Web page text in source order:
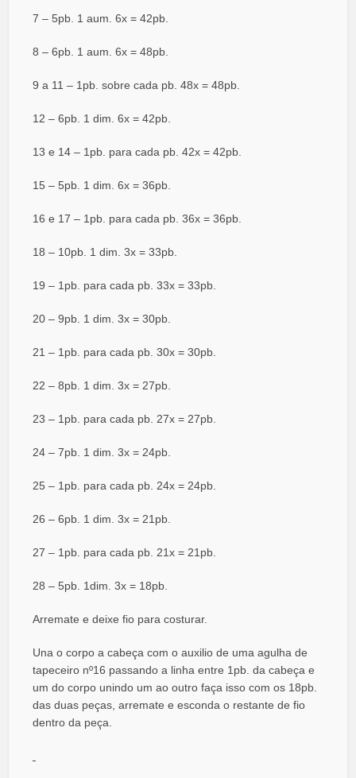
7 – 5pb. 1 aum. 6x = 42pb.
8 – 6pb. 1 aum. 6x = 48pb.
9 a 11 – 1pb. sobre cada pb. 48x = 48pb.
12 – 6pb. 1 dim. 6x = 42pb.
13 e 14 – 1pb. para cada pb. 42x = 42pb.
15 – 5pb. 1 dim. 6x = 36pb.
16 e 17 – 1pb. para cada pb. 36x = 36pb.
18 – 10pb. 1 dim. 3x = 33pb.
19 – 1pb. para cada pb. 33x = 33pb.
20 – 9pb. 1 dim. 3x = 30pb.
21 – 1pb. para cada pb. 30x = 30pb.
22 – 8pb. 1 dim. 3x = 27pb.
23 – 1pb. para cada pb. 27x = 27pb.
24 – 7pb. 1 dim. 3x = 24pb.
25 – 1pb. para cada pb. 24x = 24pb.
26 – 6pb. 1 dim. 3x = 21pb.
27 – 1pb. para cada pb. 21x = 21pb.
28 – 5pb. 1dim. 3x = 18pb.
Arremate e deixe fio para costurar.
Una o corpo a cabeça com o auxilio de uma agulha de
tapeceiro nº16 passando a linha entre 1pb. da cabeça e
um do corpo unindo um ao outro faça isso com os 18pb.
das duas peças, arremate e esconda o restante de fio
dentro da peça.